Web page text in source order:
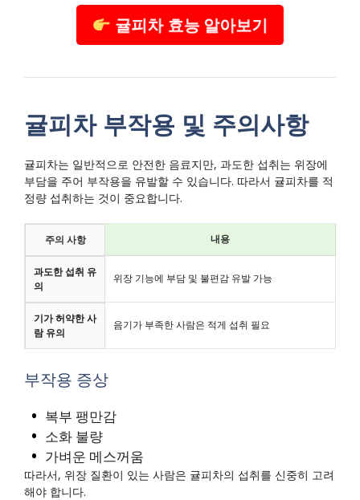
귤피차 효능 알아보기
귤피차 부작용 및 주의사항
귤피차는 일반적으로 안전한 음료지만, 과도한 섭취는 위장에
부담을 주어 부작용을 유발할 수 있습니다. 따라서 귤피차를 적
정량 섭취하는 것이 중요합니다.
주의 사항 내용
과도한 섭취 유
의
위장 기능에 부담 및 불편감 유발 가능
기가 허약한 사
람 유의
음기가 부족한 사람은 적게 섭취 필요
부작용 증상
복부 팽만감
소화 불량
가벼운 메스꺼움
따라서, 위장 질환이 있는 사람은 귤피차의 섭취를 신중히 고려
해야 합니다.